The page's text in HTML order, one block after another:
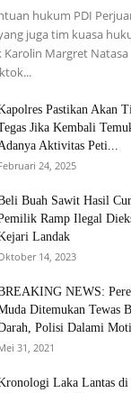
hukum PDI
juga tim kuasa
Margret Natasa
Pastikan Akan
Jika Kembali
Aktivitas Peti...
24, 2025
Buah Sawit Hasil
Ramp Ilegal
Landak
14, 2023
NEWS:
Ditemukan Tewas
Polisi Dalami
31, 2021
Laka Lantas di